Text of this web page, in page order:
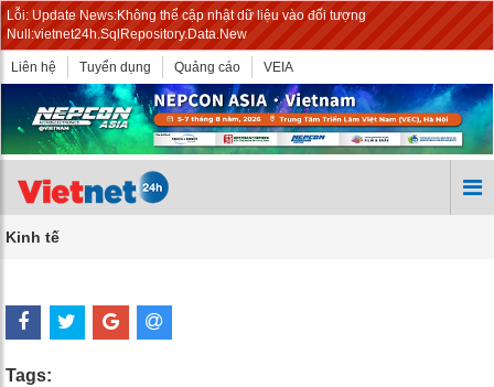
Lỗi: Update News:Không thể cập nhật dữ liệu vào đối tượng
Null:vietnet24h.SqlRepository.Data.New
Liên hệ Tuyển dụng Quảng cáo VEIA
Kinh tế
Tags: